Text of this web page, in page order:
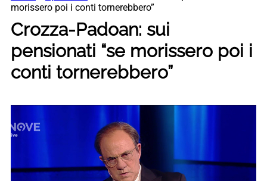
morissero poi i conti tornerebbero”
Crozza-Padoan: sui
pensionati “se morissero poi i
conti tornerebbero”